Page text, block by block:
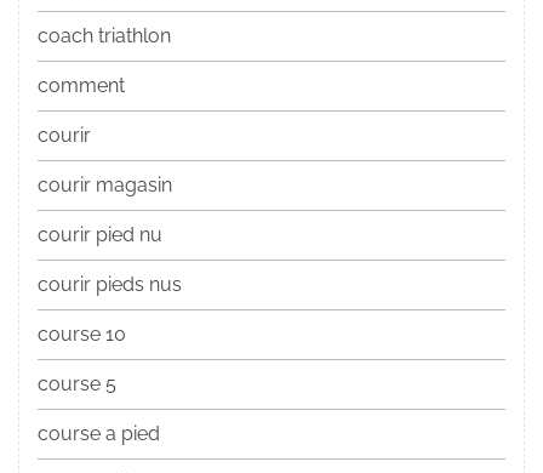
coach triathlon
comment
courir
courir magasin
courir pied nu
courir pieds nus
course 10
course 5
course a pied